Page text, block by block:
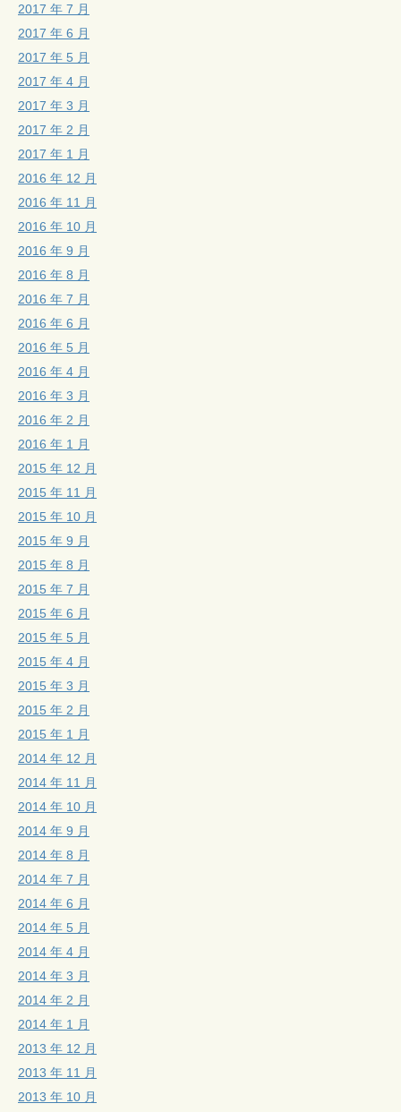
2017 年 7 月
2017 年 6 月
2017 年 5 月
2017 年 4 月
2017 年 3 月
2017 年 2 月
2017 年 1 月
2016 年 12 月
2016 年 11 月
2016 年 10 月
2016 年 9 月
2016 年 8 月
2016 年 7 月
2016 年 6 月
2016 年 5 月
2016 年 4 月
2016 年 3 月
2016 年 2 月
2016 年 1 月
2015 年 12 月
2015 年 11 月
2015 年 10 月
2015 年 9 月
2015 年 8 月
2015 年 7 月
2015 年 6 月
2015 年 5 月
2015 年 4 月
2015 年 3 月
2015 年 2 月
2015 年 1 月
2014 年 12 月
2014 年 11 月
2014 年 10 月
2014 年 9 月
2014 年 8 月
2014 年 7 月
2014 年 6 月
2014 年 5 月
2014 年 4 月
2014 年 3 月
2014 年 2 月
2014 年 1 月
2013 年 12 月
2013 年 11 月
2013 年 10 月